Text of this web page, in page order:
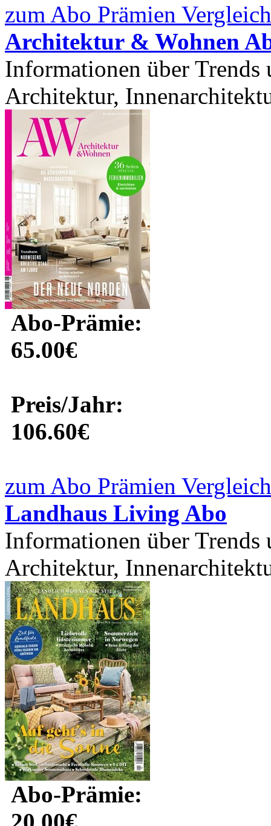
zum Abo Prämien
Architektur & Wohnen
Informationen über
Architektur,
Abo-Prämie:
65.00€
Preis/Jahr:
106.60€
zum Abo Prämien
Landhaus Living Abo
Informationen über
Architektur,
Abo-Prämie: